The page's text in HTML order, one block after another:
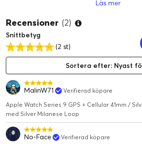
Läs mer
Recensioner (2)
Snittbetyg
(2 st)
Sortera efter: Nyast
MalinW71
Verifierad köpare
Apple Watch Series 9 GPS + Cellular 41mm /
med Silver Milanese Loop
No-Face
Verifierad köpare